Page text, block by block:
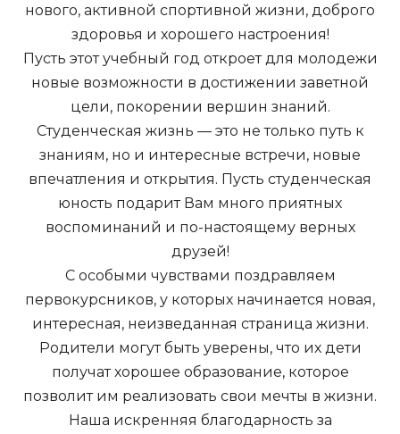
нового, активной спортивной жизни, доброго
здоровья и хорошего настроения!
Пусть этот учебный год откроет для молодежи
новые возможности в достижении заветной
цели, покорении вершин знаний.
Студенческая жизнь — это не только путь к
знаниям, но и интересные встречи, новые
впечатления и открытия. Пусть студенческая
юность подарит Вам много приятных
воспоминаний и по-настоящему верных
друзей!
С особыми чувствами поздравляем
первокурсников, у которых начинается новая,
интересная, неизведанная страница жизни.
Родители могут быть уверены, что их дети
получат хорошее образование, которое
позволит им реализовать свои мечты в жизни.
Наша искренняя благодарность за